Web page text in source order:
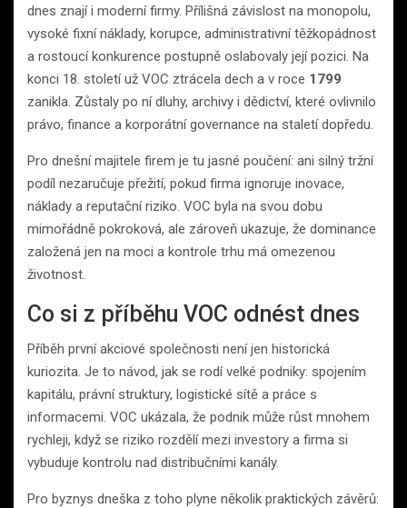
dnes znají i moderní firmy. Přílišná závislost na monopolu,
vysoké fixní náklady, korupce, administrativní těžkopádnost
a rostoucí konkurence postupně oslabovaly její pozici. Na
konci 18. století už VOC ztrácela dech a v roce 1799
zanikla. Zůstaly po ní dluhy, archivy i dědictví, které ovlivnilo
právo, finance a korporátní governance na staletí dopředu.
Pro dnešní majitele firem je tu jasné poučení: ani silný tržní
podíl nezaručuje přežití, pokud firma ignoruje inovace,
náklady a reputační riziko. VOC byla na svou dobu
mimořádně pokroková, ale zároveň ukazuje, že dominance
založená jen na moci a kontrole trhu má omezenou
životnost.
Co si z příběhu VOC odnést dnes
Příběh první akciové společnosti není jen historická
kuriozita. Je to návod, jak se rodí velké podniky: spojením
kapitálu, právní struktury, logistické sítě a práce s
informacemi. VOC ukázala, že podnik může růst mnohem
rychleji, když se riziko rozdělí mezi investory a firma si
vybuduje kontrolu nad distribučními kanály.
Pro byznys dneška z toho plyne několik praktických závěrů: